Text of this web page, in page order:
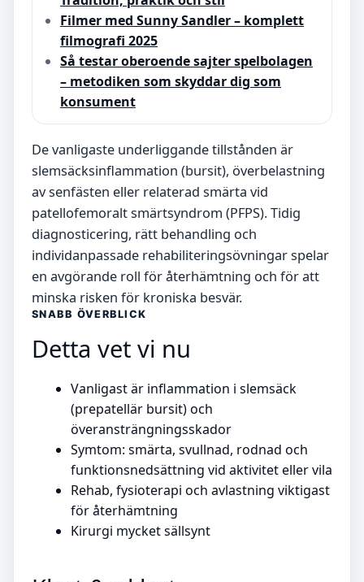
Filmer med Sunny Sandler – komplett
filmografi 2025
Så testar oberoende sajter spelbolagen
– metodiken som skyddar dig som
konsument
De vanligaste underliggande tillstånden är
slemsäcksinflammation (bursit), överbelastning
av senfästen eller relaterad smärta vid
patellofemoralt smärtsyndrom (PFPS). Tidig
diagnosticering, rätt behandling och
individanpassade rehabiliteringsövningar spelar
en avgörande roll för återhämtning och för att
minska risken för kroniska besvär.
SNABB ÖVERBLICK
Detta vet vi nu
Vanligast är inflammation i slemsäck
(prepatellär bursit) och
överansträngningsskador
Symtom: smärta, svullnad, rodnad och
funktionsnedsättning vid aktivitet eller vila
Rehab, fysioterapi och avlastning viktigast
för återhämtning
Kirurgi mycket sällsynt